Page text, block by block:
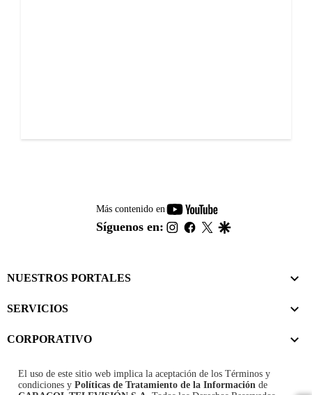
Más contenido en
youtube-
footer
Síguenos en: instagram
facebook
twitter
NUESTROS PORTALES
SERVICIOS
CORPORATIVO
El uso de este sitio web implica la aceptación de los Términos y
condiciones y Políticas de Tratamiento de la Información de